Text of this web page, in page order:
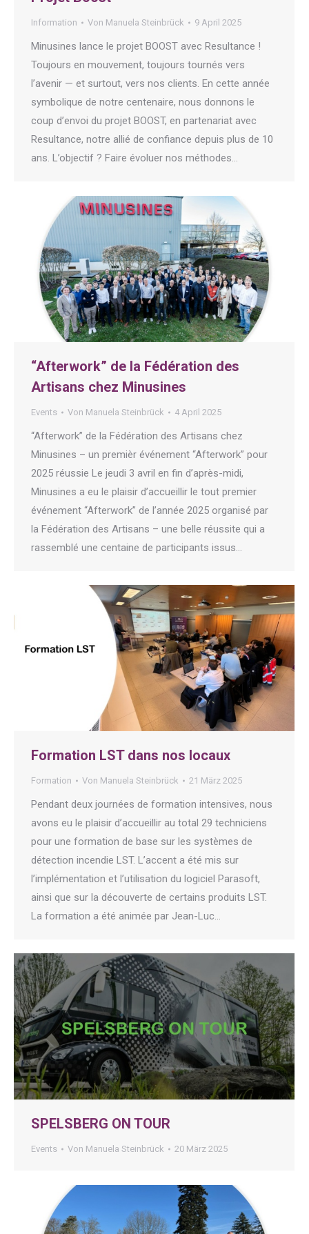
Information Von Manuela Steinbrück 9 April 2025
Minusines lance le projet BOOST avec Resultance !
Toujours en mouvement, toujours tournés vers
l’avenir — et surtout, vers nos clients. En cette année
symbolique de notre centenaire, nous donnons le
coup d’envoi du projet BOOST, en partenariat avec
Resultance, notre allié de confiance depuis plus de 10
ans. L’objectif ? Faire évoluer nos méthodes…
“Afterwork” de la Fédération des
Artisans chez Minusines
Events Von Manuela Steinbrück 4 April 2025
“Afterwork” de la Fédération des Artisans chez
Minusines – un premièr événement “Afterwork” pour
2025 réussie Le jeudi 3 avril en fin d’après-midi,
Minusines a eu le plaisir d’accueillir le tout premier
événement “Afterwork” de l’année 2025 organisé par
la Fédération des Artisans – une belle réussite qui a
rassemblé une centaine de participants issus…
Formation LST dans nos locaux
Formation Von Manuela Steinbrück 21 März 2025
Pendant deux journées de formation intensives, nous
avons eu le plaisir d’accueillir au total 29 techniciens
pour une formation de base sur les systèmes de
détection incendie LST. L’accent a été mis sur
l’implémentation et l’utilisation du logiciel Parasoft,
ainsi que sur la découverte de certains produits LST.
La formation a été animée par Jean-Luc…
SPELSBERG ON TOUR
Events Von Manuela Steinbrück 20 März 2025